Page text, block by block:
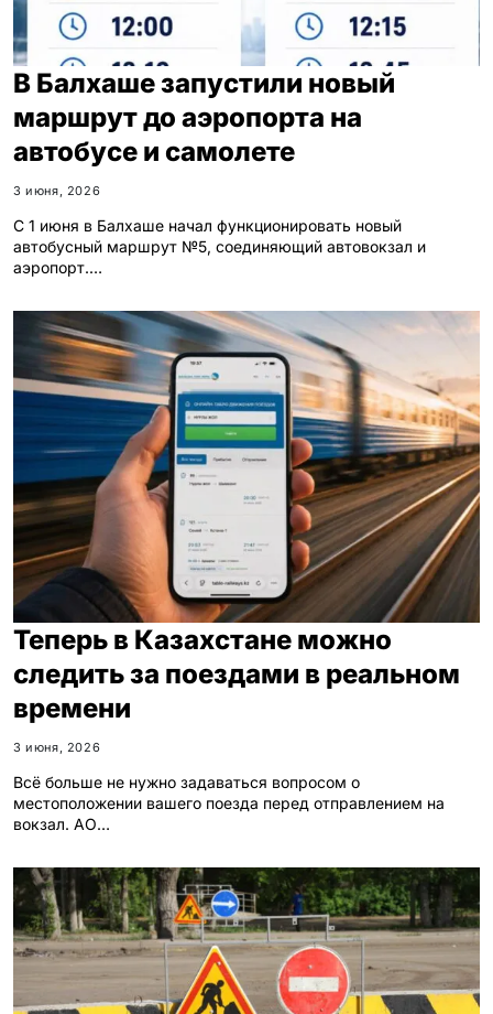
В Балхаше запустили новый
маршрут до аэропорта на
автобусе и самолете
3 июня, 2026
С 1 июня в Балхаше начал функционировать новый
автобусный маршрут №5, соединяющий автовокзал и
аэропорт.…
Теперь в Казахстане можно
следить за поездами в реальном
времени
3 июня, 2026
Всё больше не нужно задаваться вопросом о
местоположении вашего поезда перед отправлением на
вокзал. АО…